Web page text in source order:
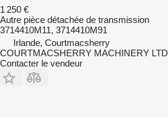
1 250 €
Autre pièce détachée de transmission
3714410M11, 3714410M91
Irlande, Courtmacsherry
COURTMACSHERRY MACHINERY LTD
Contacter le vendeur